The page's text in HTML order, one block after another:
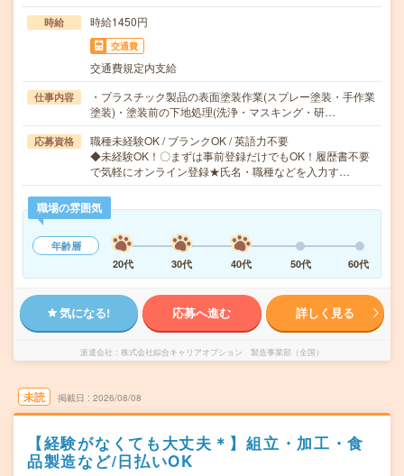
時給 時給1450円
交通費
交通費規定内支給
仕事内容
・プラスチック製品の表面塗装作業(スプレー塗装・手作業
塗装)・塗装前の下地処理(洗浄・マスキング・研…
応募資格
職種未経験OK / ブランクOK / 英語力不要
◆未経験OK！〇まずは事前登録だけでもOK！履歴書不要
で気軽にオンライン登録★氏名・職種などを入力す…
職場の雰囲気
年齢層
20代
30代 40代 50代 60代
気になる! 応募へ進む 詳しく見る
派遣会社 株式会社綜合キャリアオプション 製造事業部（全国）
未読 掲載日 2026/08/08
【経験がなくても大丈夫＊】組立・加工・食
品製造など/日払いOK